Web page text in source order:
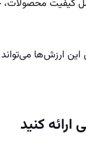
کیفیت
این ارزش‌ها